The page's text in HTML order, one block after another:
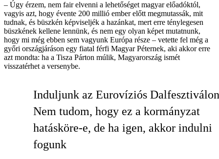
– Úgy érzem, nem fair elvenni a lehetőséget magyar előadóktól,
vagyis azt, hogy évente 200 millió ember előtt megmutassák, mit
tudnak, és büszkén képviseljék a hazánkat, mert erre ténylegesen
büszkének kellene lennünk, és nem egy olyan képet mutatnunk,
hogy mi még ebben sem vagyunk Európa része – vetette fel még a
győri országjáráson egy fiatal férfi Magyar Péternek, aki akkor erre
azt mondta: ha a Tisza Párton múlik, Magyarország ismét
visszatérhet a versenybe.
Induljunk az Eurovíziós
Nem tudom, hogy ez a kormányzat
hatásköre-e, de ha igen, akkor indulni
fogunk